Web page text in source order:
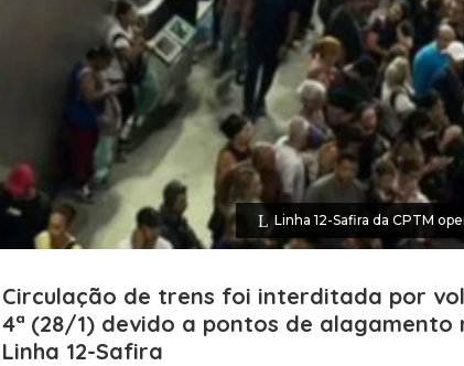
Linha 12-Safira da CPTM
Circulação de trens foi interditada por
4ª (28/1) devido a pontos de alagamento
Linha 12-Safira